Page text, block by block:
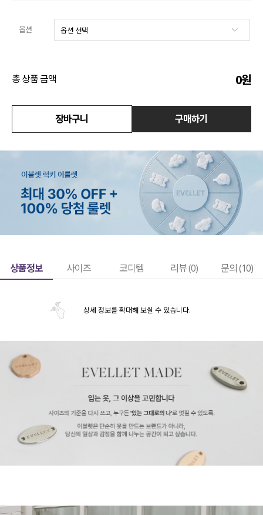
옵션
총 상품 금액 0원
장바구니 구매하기
상품정보 사이즈 코디템 리뷰 (0) 문의 (10)
상세 정보를 확대해 보실 수 있습니다.